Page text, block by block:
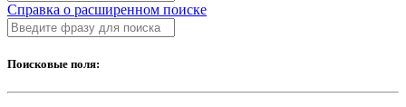
Справка о расширенном поиске
Поисковые поля: